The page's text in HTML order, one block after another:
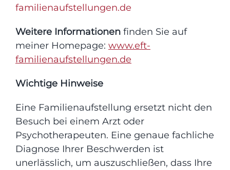
familienaufstellungen.de
Weitere Informationenfinden Sie auf
meiner Homepage: www.eft-
familienaufstellungen.de
Wichtige Hinweise
Eine Familienaufstellung ersetzt nicht den
Besuch bei einem Arzt oder
Psychotherapeuten. Eine genaue fachliche
Diagnose Ihrer Beschwerden ist
unerlässlich, um auszuschließen, dass Ihre